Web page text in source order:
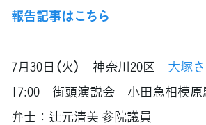
報告記事はこちら
7月30日（火） 神奈川20区
大塚
17:00 街頭演説会 小田急相模原
弁士：辻元清美 参院議員